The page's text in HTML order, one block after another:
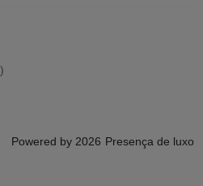
Powered by 2026 Presença de luxo